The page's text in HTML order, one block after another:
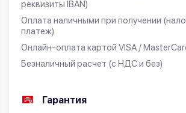
реквизиты IBAN)
Оплата наличными при получении
платеж)
Онлайн-оплата картой VISA /
Безналичный расчет (с НДС и без)
Гарантия